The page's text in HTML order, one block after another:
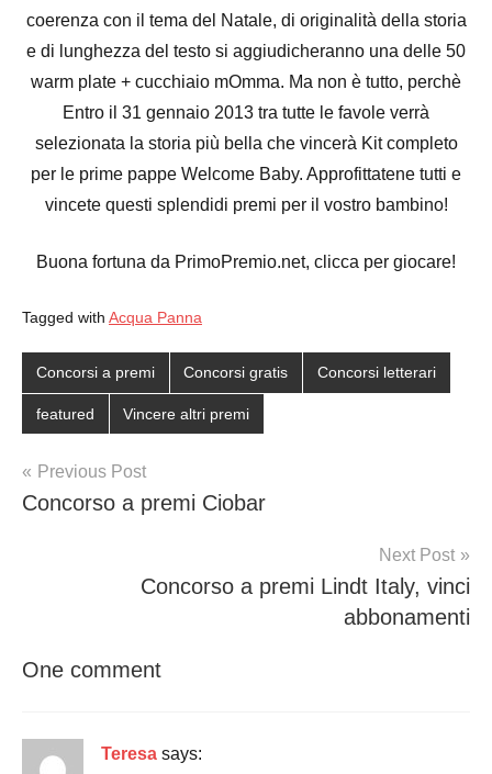
coerenza con il tema del Natale, di originalità della storia
e di lunghezza del testo si aggiudicheranno una delle 50
warm plate + cucchiaio mOmma. Ma non è tutto, perchè
Entro il 31 gennaio 2013 tra tutte le favole verrà
selezionata la storia più bella che vincerà Kit completo
per le prime pappe Welcome Baby. Approfittatene tutti e
vincete questi splendidi premi per il vostro bambino!
Buona fortuna da PrimoPremio.net, clicca per giocare!
Tagged with Acqua Panna
Concorsi a premi Concorsi gratis Concorsi letterari
featured Vincere altri premi
Post
navigation
Previous Post
Concorso a premi Ciobar
Next Post
Concorso a premi Lindt Italy, vinci
abbonamenti
One comment
Teresa says: